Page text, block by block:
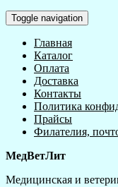
Toggle navigation
Главная
Каталог
Оплата
Доставка
Контакты
Политика
Прайсы
Филателия,
МедВетЛит
Медицинская и